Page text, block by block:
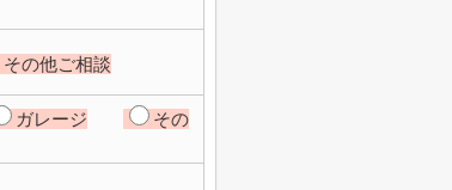
その他ご相談
ガレージ
その